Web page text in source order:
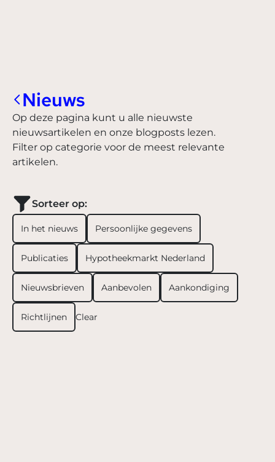
Nieuws
Op deze pagina kunt u alle nieuwste
nieuwsartikelen en onze blogposts lezen.
Filter op categorie voor de meest relevante
artikelen.
Sorteer op:
In het nieuws Persoonlijke gegevens
Publicaties Hypotheekmarkt Nederland
Nieuwsbrieven Aanbevolen Aankondiging
Richtlijnen Clear